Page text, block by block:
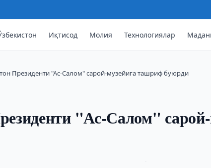
Иқтисод Молия Технологиялар
Президенти "Ас-Салом" сарой-музейига ташриф буюрди
"Ас-Салом"